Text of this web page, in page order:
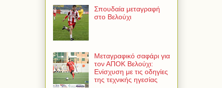
Σπουδαία μεταγραφή
στο Βελούχι
Μεταγραφικό σαφάρι για
τον ΑΠΟΚ Βελούχι:
Ενίσχυση με τις οδηγίες
της τεχνικής ηγεσίας